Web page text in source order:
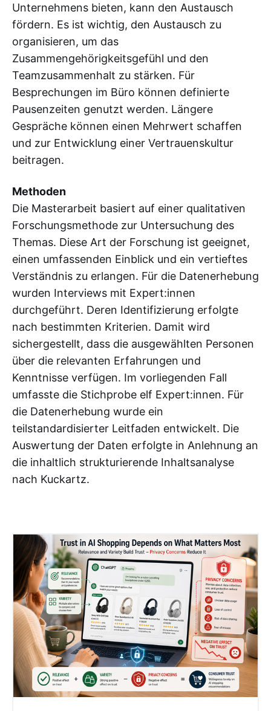
Unternehmens bieten, kann den Austausch
fördern. Es ist wichtig, den Austausch zu
organisieren, um das
Zusammengehörigkeitsgefühl und den
Teamzusammenhalt zu stärken. Für
Besprechungen im Büro können definierte
Pausenzeiten genutzt werden. Längere
Gespräche können einen Mehrwert schaffen
und zur Entwicklung einer Vertrauenskultur
beitragen.
Methoden
Die Masterarbeit basiert auf einer qualitativen
Forschungsmethode zur Untersuchung des
Themas. Diese Art der Forschung ist geeignet,
einen umfassenden Einblick und ein vertieftes
Verständnis zu erlangen. Für die Datenerhebung
wurden Interviews mit Expert:innen
durchgeführt. Deren Identifizierung erfolgte
nach bestimmten Kriterien. Damit wird
sichergestellt, dass die ausgewählten Personen
über die relevanten Erfahrungen und
Kenntnisse verfügen. Im vorliegenden Fall
umfasste die Stichprobe elf Expert:innen. Für
die Datenerhebung wurde ein
teilstandardisierter Leitfaden entwickelt. Die
Auswertung der Daten erfolgte in Anlehnung an
die inhaltlich strukturierende Inhaltsanalyse
nach Kuckartz.